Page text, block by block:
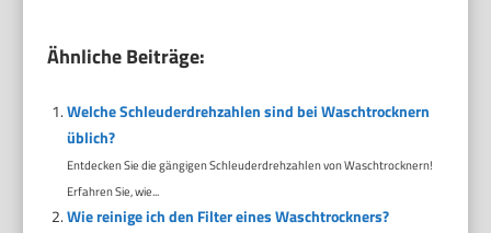
Ähnliche Beiträge:
Welche Schleuderdrehzahlen sind bei Waschtrocknern
üblich?
Entdecken Sie die gängigen Schleuderdrehzahlen von Waschtrocknern!
Erfahren Sie, wie...
Wie reinige ich den Filter eines Waschtrockners?